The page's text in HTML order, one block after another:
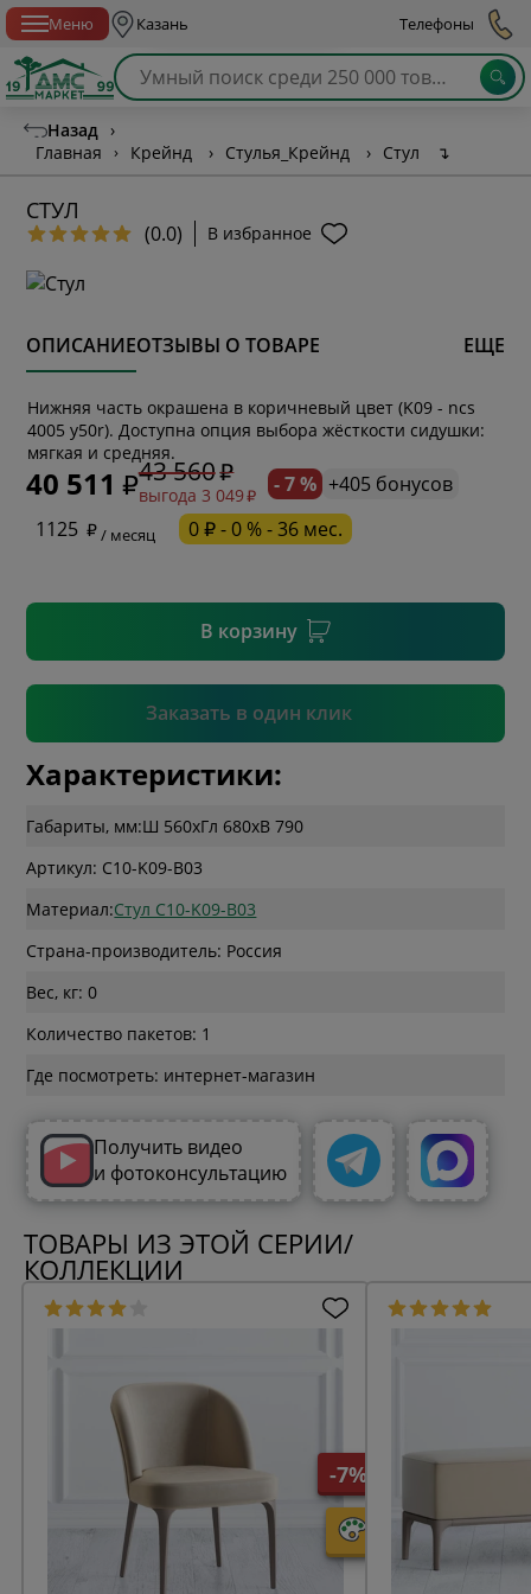
Меню Казань Телефоны
Назад ›
Главная
› Крейнд › Стулья_Крейнд › Стул ↴
СТУЛ
(0.0) В избранное
ОПИСАНИЕОТЗЫВЫ О ТОВАРЕ ЕЩЕ
Нижняя часть окрашена в коричневый цвет (K09 - ncs
4005 y50r). Доступна опция выбора жёсткости сидушки:
мягкая и средняя.
40 511 43 560
выгода 3 049 - 7 % +405 бонусов
1125
/ месяц 0 ₽ - 0 % - 36 мес.
В корзину
Заказать в один клик
* обязательное поле
* необязательное поле
Подтвердить
Характеристики:
Габариты, мм:Ш 560xГл 680xВ 790
Артикул: C10-K09-B03
Материал:Стул C10-K09-B03
Страна-производитель: Россия
Вес, кг: 0
Количество пакетов: 1
Где посмотреть: интернет-магазин
Получить видео
и фотоконсультацию
ТОВАРЫ ИЗ ЭТОЙ СЕРИИ/
КОЛЛЕКЦИИ
-7%